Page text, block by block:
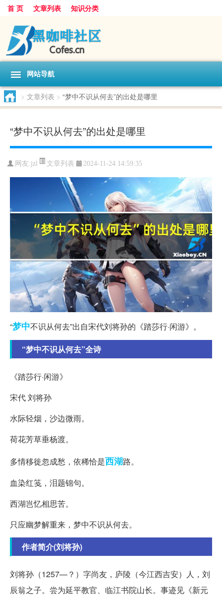
首 页 文章列表 知识分类
网站导航
> 文章列表 > “梦中不识从何去”的出处是哪里
“梦中不识从何去”的出处是哪里
网友:jzl 文章列表 2024-11-24 14:59:35
“梦中不识从何去”出自宋代刘将孙的《踏莎行·闲游》。
“梦中不识从何去”全诗
《踏莎行·闲游》
宋代 刘将孙
水际轻烟，沙边微雨。
荷花芳草垂杨渡。
多情移徙忽成愁，依稀恰是西湖路。
血染红笺，泪题锦句。
西湖岂忆相思苦。
只应幽梦解重来，梦中不识从何去。
作者简介(刘将孙)
刘将孙（1257—？）字尚友，庐陵（今江西吉安）人，刘
辰翁之子。尝为延平教官、临江书院山长。事迹见《新元